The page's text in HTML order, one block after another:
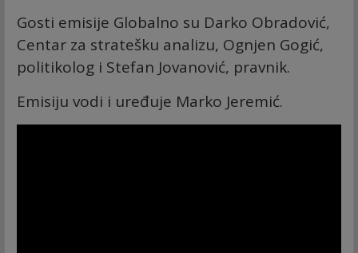
Gosti emisije Globalno su Darko Obradović,
Centar za stratešku analizu, Ognjen Gogić,
politikolog i Stefan Jovanović, pravnik.
Emisiju vodi i uređuje Marko Jeremić.